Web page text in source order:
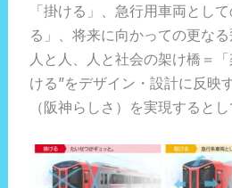
「掛ける」、急行用車両とし
る」、将来に向かっての更なる
人と人、人と社会の架け橋＝
ける”をデザイン・設計に反映
（阪神らしさ）を実現するとし